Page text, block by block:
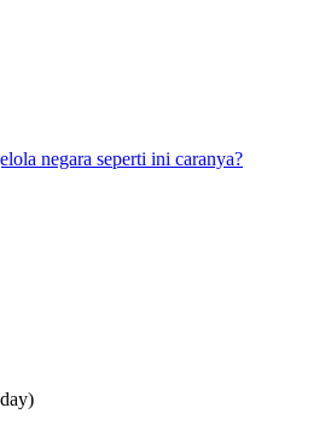
negara seperti ini caranya?